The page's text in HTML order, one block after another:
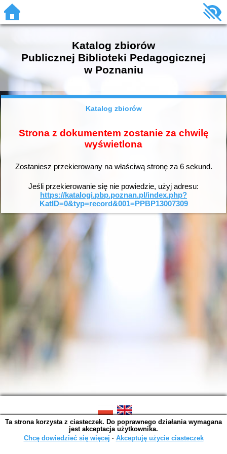
Katalog zbiorów
Publicznej Biblioteki Pedagogicznej
w Poznaniu
Katalog zbiorów
Strona z dokumentem zostanie za chwilę
wyświetlona
Zostaniesz przekierowany na właściwą stronę za 6sekund.
Jeśli przekierowanie się nie powiedzie, użyj adresu:
https://katalogi.pbp.poznan.pl/index.php?
KatID=0&typ=record&001=PPBP13007309
SOWA OPAC v. 6.11.7 (2026-07-08)
Wygenerowano w 0,0042 s.
Ta strona korzysta z ciasteczek. Do poprawnego działania wymagana
jest akceptacja użytkownika.
Chcę dowiedzieć się więcej ∙ Akceptuję użycie ciasteczek